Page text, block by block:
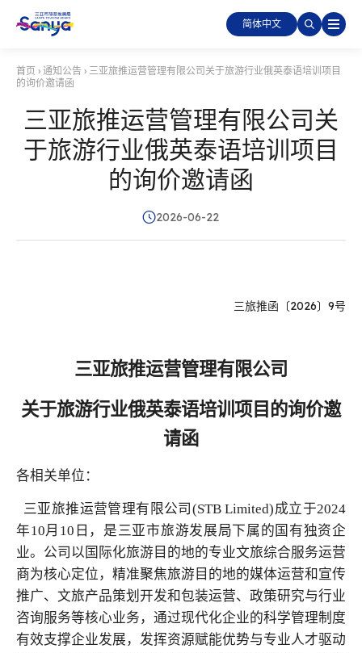
简体中文
首页 › 通知公告 › 三亚旅推运营管理有限公司关于旅游行业俄英泰语培训项目
的询价邀请函
三亚旅推运营管理有限公司关
于旅游行业俄英泰语培训项目
的询价邀请函
2026-06-22
三旅推函〔2026〕9号
三亚旅推运营管理有限公司
关于旅游行业俄英泰语培训项目的询价邀
请函
各相关单位：
三亚旅推运营管理有限公司(STB Limited)成立于2024
年10月10日，是三亚市旅游发展局下属的国有独资企
业。公司以国际化旅游目的地的专业文旅综合服务运营
商为核心定位，精准聚焦旅游目的地的媒体运营和宣传
推广、文旅产品策划开发和包装运营、政策研究与行业
咨询服务等核心业务，通过现代化企业的科学管理制度
有效支撑企业发展，发挥资源赋能优势与专业人才驱动